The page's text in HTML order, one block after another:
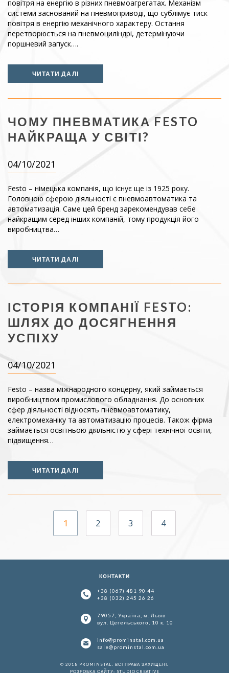
повітря на енергію в різних пневмоагрегатах. Механізм
системи заснований на пневмоприводі, що сублімує тиск
повітря в енергію механічного характеру. Остання
перетворюється на пневмоциліндрі, детермінуючи
поршневий запуск….
ЧИТАТИ ДАЛІ
ЧОМУ ПНЕВМАТИКА FESTO
НАЙКРАЩА У СВІТІ?
04/10/2021
Festo – німецька компанія, що існує ще із 1925 року.
Головною сферою діяльності є пневмоавтоматика та
автоматизація. Саме цей бренд зарекомендував себе
найкращим серед інших компаній, тому продукція його
виробництва…
ЧИТАТИ ДАЛІ
ІСТОРІЯ КОМПАНІЇ FESTO:
ШЛЯХ ДО ДОСЯГНЕННЯ
УСПІХУ
04/10/2021
Festo – назва міжнародного концерну, який займається
виробництвом промислового обладнання. До основних
сфер діяльності відносять пневмоавтоматику,
електромеханіку та автоматизацію процесів. Також фірма
займається освітньою діяльністю у сфері технічної освіти,
підвищення…
ЧИТАТИ ДАЛІ
1 2 3 4
КОНТАКТИ
+38 (067) 481 90 44
+38 (032) 245 26 26
79057, Україна, м. Львів
вул. Цегельського, 10 к. 10
info@prominstal.com.ua
sale@prominstal.com.ua
© 2018 PROMINSTAL. ВСІ ПРАВА ЗАХИЩЕНІ.
РОЗРОБКА САЙТУ: STUDIO CREATIVE